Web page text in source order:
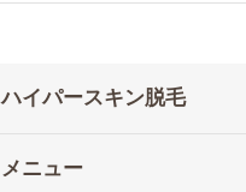
ハイパースキン脱毛
メニュー